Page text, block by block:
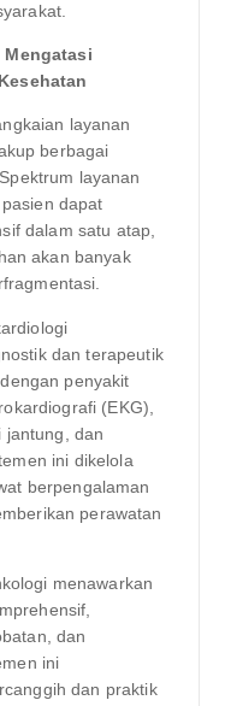
Mengatasi
layanan
berbagai
layanan
dapat
dalam satu atap,
akan banyak
dan terapeutik
penyakit
(EKG),
jantung, dan
ini dikelola
berpengalaman
perawatan
menawarkan
dan
ini
dan praktik